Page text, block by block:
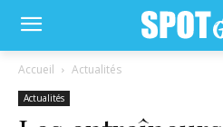
Accueil Actualités
Actualités